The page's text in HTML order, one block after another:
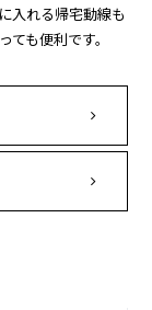
入れる帰宅動線も
ても便利です。